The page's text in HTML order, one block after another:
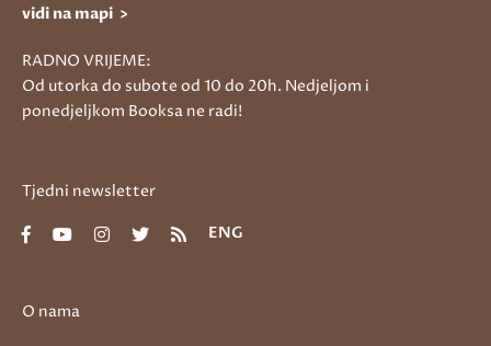
O nama
vidi na mapi >
RADNO VRIJEME:
Od utorka do subote od 10 do 20h. Nedjeljom i
ponedjeljkom Booksa ne radi!
Tjedni newsletter
ENG